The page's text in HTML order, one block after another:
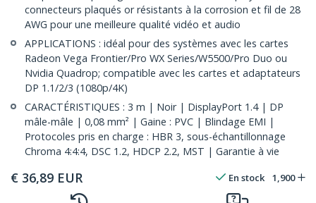
connecteurs plaqués or résistants à la corrosion et fil de 28
AWG pour une meilleure qualité vidéo et audio
APPLICATIONS : idéal pour des systèmes avec les cartes
Radeon Vega Frontier/Pro WX Series/W5500/Pro Duo ou
Nvidia Quadrop; compatible avec les cartes et adaptateurs
DP 1.1/2/3 (1080p/4K)
CARACTÉRISTIQUES : 3 m | Noir | DisplayPort 1.4 | DP
mâle-mâle | 0,08 mm² | Gaine : PVC | Blindage EMI |
Protocoles pris en charge : HBR 3, sous-échantillonnage
Chroma 4:4:4, DSC 1.2, HDCP 2.2, MST | Garantie à vie
€ 36,89 EUR En stock 1,900